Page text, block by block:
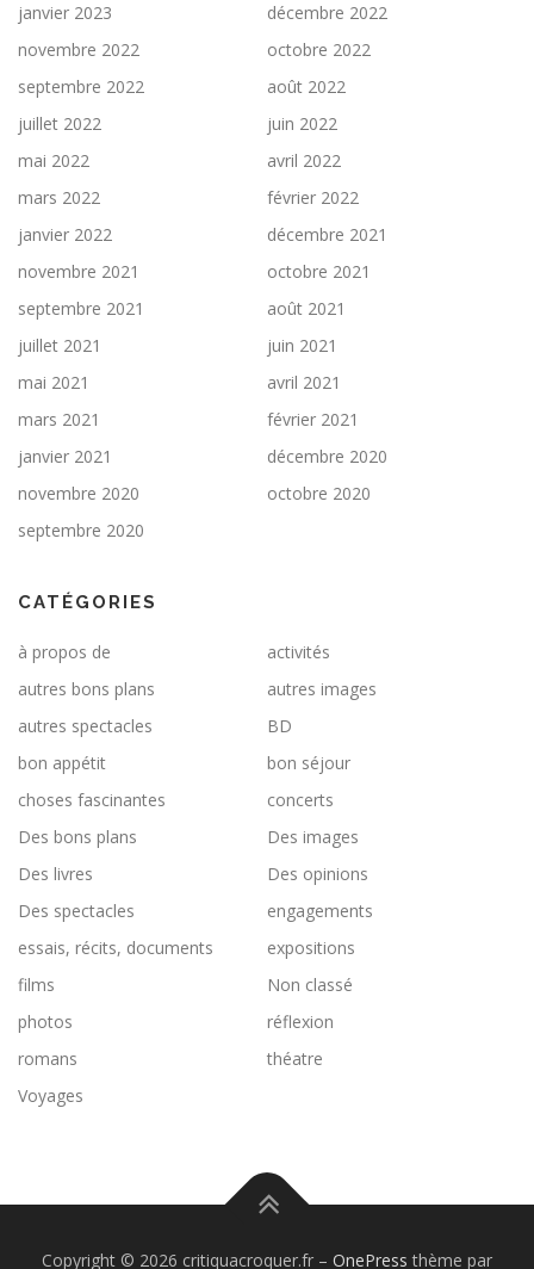
janvier 2023
décembre 2022
novembre 2022
octobre 2022
septembre 2022
août 2022
juillet 2022
juin 2022
mai 2022
avril 2022
mars 2022
février 2022
janvier 2022
décembre 2021
novembre 2021
octobre 2021
septembre 2021
août 2021
juillet 2021
juin 2021
mai 2021
avril 2021
mars 2021
février 2021
janvier 2021
décembre 2020
novembre 2020
octobre 2020
septembre 2020
CATÉGORIES
à propos de
activités
autres bons plans
autres images
autres spectacles
BD
bon appétit
bon séjour
choses fascinantes
concerts
Des bons plans
Des images
Des livres
Des opinions
Des spectacles
engagements
essais, récits, documents
expositions
films
Non classé
photos
réflexion
romans
théatre
Voyages
Copyright © 2026 critiquacroquer.fr – OnePress thème par